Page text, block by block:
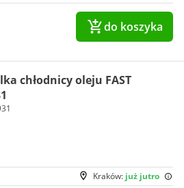
do koszyka
chłodnicy oleju FAST
Kraków: już jutro